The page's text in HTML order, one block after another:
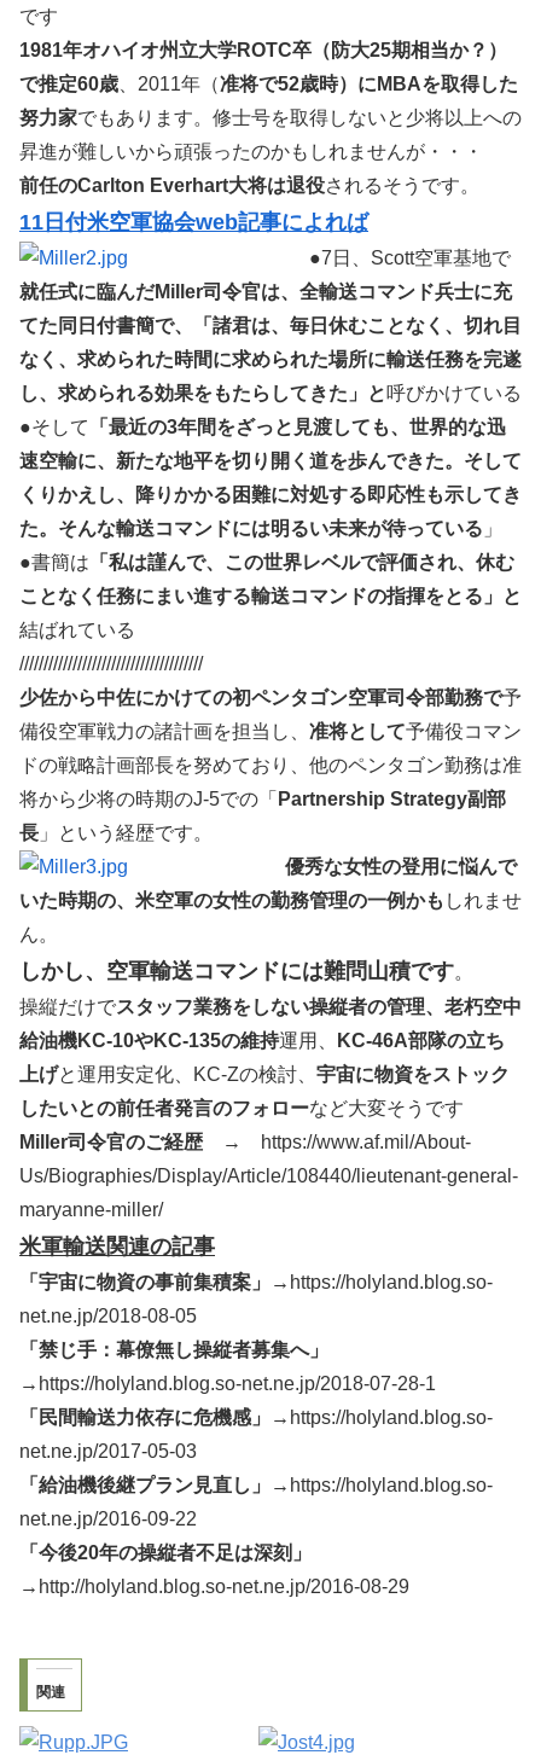
です
1981年オハイオ州立大学ROTC卒（防大25期相当か？）
で推定60歳 、2011年（准将で52歳時）にMBAを取得した
努力家でもあります。修士号を取得しないと少将以上への
昇進が難しいから頑張ったのかもしれませんが・・・
前任のCarlton Everhart大将は退役されるそうです。
11日付米空軍協会web記事によれば
●7日、Scott空軍基地で
就任式に臨んだMiller司令官は、全輸送コマンド兵士に充
てた同日付書簡で、「諸君は、毎日休むことなく、切れ目
なく、求められた時間に求められた場所に輸送任務を完遂
し、求められる効果をもたらしてきた」と呼びかけている
●そして
「最近の3年間をざっと見渡しても、世界的な迅
速空輸に、新たな地平を切り開く道を歩んできた。そして
くりかえし、降りかかる困難に対処する即応性も示してき
た。そんな輸送コマンドには明るい未来が待っている 」
●書簡は 「私は謹んで、この世界レベルで評価され、休む
ことなく任務にまい進する輸送コマンドの指揮をとる」と
結ばれている
//////////////////////////////////////
少佐から中佐にかけての初ペンタゴン空軍司令部勤務で予
備役空軍戦力の諸計画を担当し、 准将として予備役コマン
ドの戦略計画部長を努めており、他のペンタゴン勤務は准
将から少将の時期のJ-5での「 Partnership Strategy副部
長 」という経歴です。
優秀な女性の登用に悩んで
いた時期の、米空軍の女性の勤務管理の一例かも しれませ
ん。
しかし、空軍輸送コマンドには難問山積です。
操縦だけでスタッフ業務をしない操縦者の管理、老朽空中
給油機KC-10やKC-135の維持運用、
KC-46A部隊の立ち
上げと運用安定化、KC-Zの検討、 宇宙に物資をストック
したいとの前任者発言のフォローなど大変そうです
Miller司令官のご経歴 → https://www.af.mil/About-
Us/Biographies/Display/Article/108440/lieutenant-general-
maryanne-miller/
米軍輸送関連の記事
「宇宙に物資の事前集積案」→ https://holyland.blog.so-
net.ne.jp/2018-08-05
「禁じ手：幕僚無し操縦者募集へ」
→ https://holyland.blog.so-net.ne.jp/2018-07-28-1
「民間輸送力依存に危機感」→ https://holyland.blog.so-
net.ne.jp/2017-05-03
「給油機後継プラン見直し」→ https://holyland.blog.so-
net.ne.jp/2016-09-22
「今後20年の操縦者不足は深刻」
→ http://holyland.blog.so-net.ne.jp/2016-08-29
関連